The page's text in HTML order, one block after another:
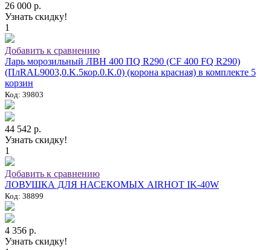
26 000 р.
Узнать скидку!
1
Добавить к сравнению
Ларь морозильный ЛВН 400 ПQ R290 (СF 400 FQ R290)
(ПлRAL9003,0.K.5кор.0.K.0) (корона красная) в комплекте 5
корзин
Код: 39803
44 542 р.
Узнать скидку!
1
Добавить к сравнению
ЛОВУШКА ДЛЯ НАСЕКОМЫХ AIRHOT IK-40W
Код: 38899
4 356 р.
Узнать скидку!